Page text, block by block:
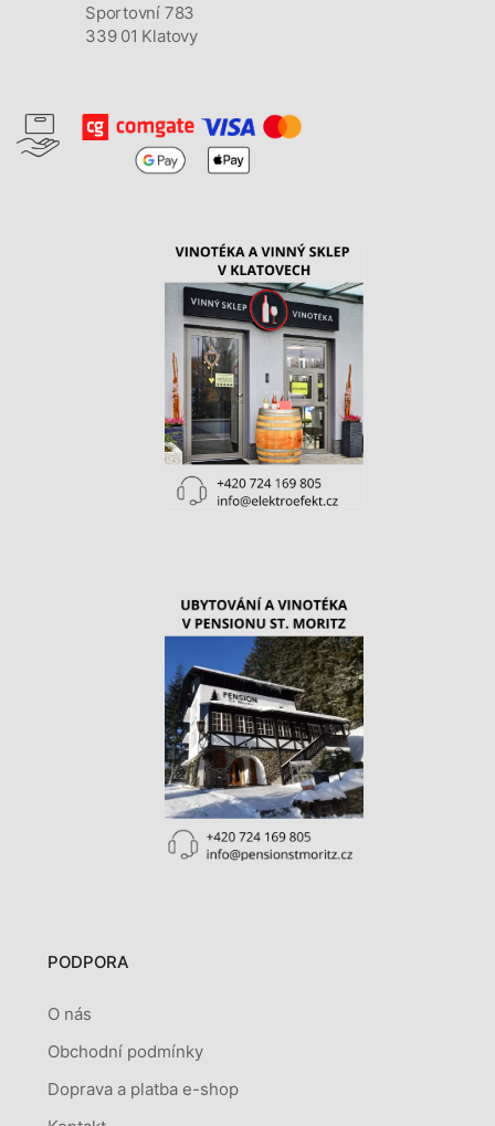
Sportovní 783
339 01 Klatovy
PODPORA
O nás
Obchodní podmínky
Doprava a platba e-shop